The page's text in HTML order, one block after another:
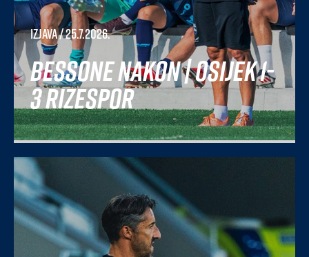
Izjava/ 25.7.2026.
Bessone nakon | Osijek 1-
3 Rizespor